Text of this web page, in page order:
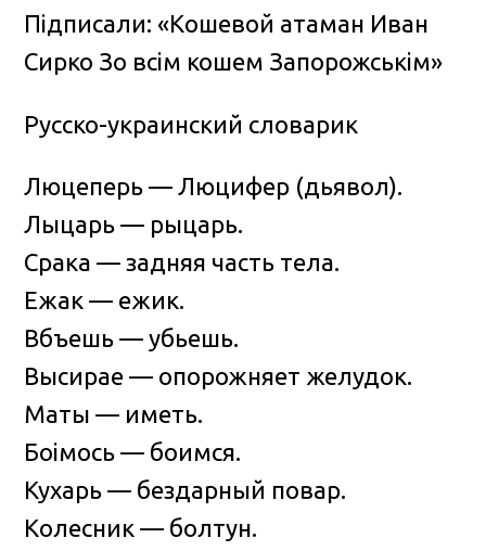
Пiдписали: «Кошевой атаман Иван
Сирко Зо всiм кошем Запорожськiм»
Русско-украинский словарик
Люцеперь — Люцифер (дьявол).
Лыцарь — рыцарь.
Срака — задняя часть тела.
Ежак — ежик.
Вбъешь — убьешь.
Высирае — опорожняет желудок.
Маты — иметь.
Боiмось — боимся.
Кухарь — бездарный повар.
Колесник — болтун.